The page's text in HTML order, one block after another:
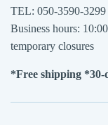
TEL: 050-3590-3299
Business hours:
temporary closures
*Free shipping